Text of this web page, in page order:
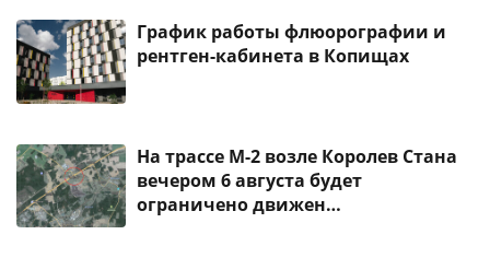
График работы флюорографии и
рентген-кабинета в Копищах
На трассе М-2 возле Королев Стана
вечером 6 августа будет
ограничено движен…